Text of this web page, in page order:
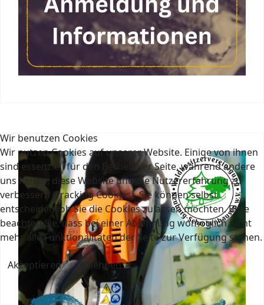
Wir benutzen Cookies
Wir nutzen Cookies auf unserer Website. Einige von ihnen
sind essenziell für den Betrieb der Seite, während andere
uns helfen, diese Website und die Nutzererfahrung zu
verbessern (Tracking Cookies). Sie können selbst
entscheiden, ob Sie die Cookies zulassen möchten. Bitte
beachten Sie, dass bei einer Ablehnung womöglich nicht
mehr alle Funktionalitäten der Seite zur Verfügung stehen.
Akzeptieren Ablehnen